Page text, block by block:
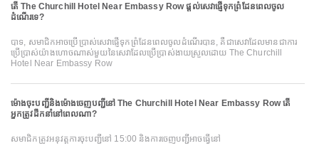
តើ The Churchill Hotel Near Embassy Row ផ្តល់សេវាផ្ញើទុកព្រំដែនពេលចូល
ដំណើរទេ?
បាទ, សមាជិកអាចប្រើប្រាស់សេវាផ្ញើទុកព្រំដែនពេលចូលដំណើរបាន, គឺជាសេវាដែលមានជាការ
ប្រើប្រាស់យ៉ាងហោចណាស់មួយនៃសេវាដែលប្រើប្រាស់ងាយស្រួលដោយ The Churchill
Hotel Near Embassy Row
ម៉ោងចុះបញ្ជីនិងម៉ោងចេញបញ្ជីនៅ The Churchill Hotel Near Embassy Row តើ
អ្នកត្រូវដឹកនាំនៅពេលណា?
សមាជិកត្រូវអនុវត្តការចុះបញ្ជីនៅ 15:00 និងការចេញបញ្ជីអាចធ្វើនៅ